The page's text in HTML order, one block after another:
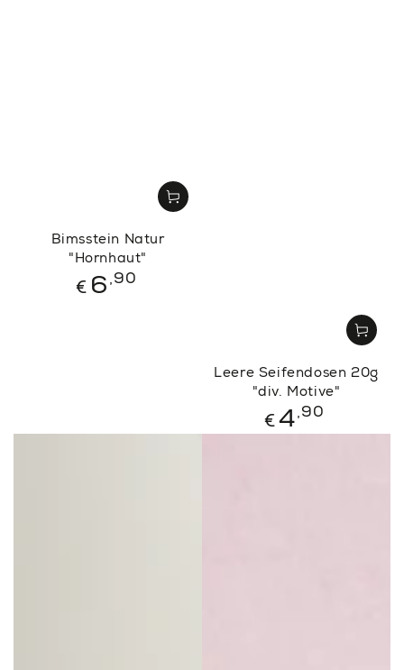
Bimsstein Natur
"Hornhaut"
Regulärer
€ 6 ,90
Leere Seifendosen 20g
"div. Motive"
Regulärer
€ 4,90